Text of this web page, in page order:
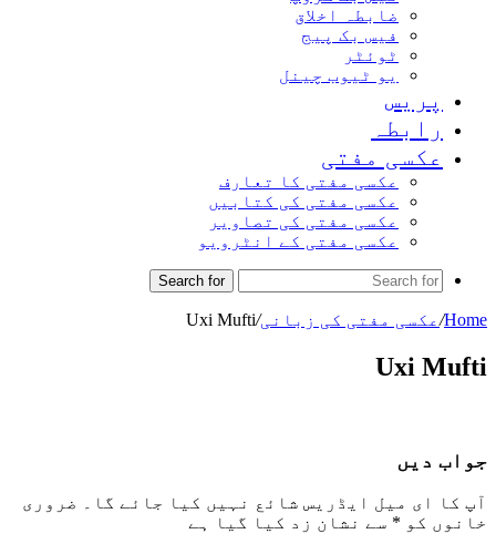
ضابطہ اخلاق
فیس بک پیج
ٹوئٹر
یو ٹیوب چینل
پریس
رابطہ
عکسی مفتی
عکسی مفتی کا تعارف
عکسی مفتی کی کتابیں
عکسی مفتی کی تصاویر
عکسی مفتی کے انٹرویو
Search for
Home
/ عکسی مفتی کی زبانی/
Uxi Mufti
Uxi Mufti
جواب دیں
آپ کا ای میل ایڈریس شائع نہیں کیا جائے گا۔
ضروری
خانوں کو * سے نشان زد کیا گیا ہے